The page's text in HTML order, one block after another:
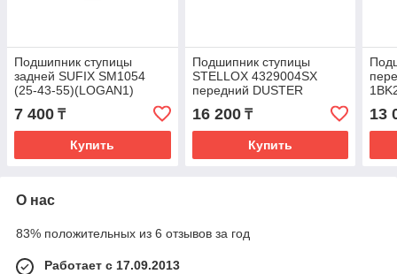
Подшипник ступицы
задней SUFIX SM1054
(25-43-55)(LOGAN1)
7 400 ₸
Купить
Подшипник ступицы
STELLOX 4329004SX
передний DUSTER
16 200₸
Купить
13
О нас
83% положительных из 6 отзывов за год
Работает с 17.09.2013